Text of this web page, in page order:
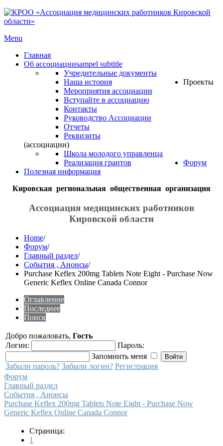
Menu
Главная
Об ассоциацииsampel subtitle
Учредительные документы
Наша история
Мероприятия ассоциации
Вступайте в ассоциацию
Контакты
Руководство Ассоциации
Отчеты
Реквизиты
Проекты
(ассоциации)
Школа молодого управленца
Реализация грантов
Форум
Полезная информация
Кировская региональная общественная организация
Ассоциация медицинских работников
Кировской области
Home/
Форум/
Главный раздел/
События , Анонсы/
Purchase Keflex 200mg Tablets Note Eight - Purchase Now
Generic Keflex Online Canada Connor
Оглавление
Последнее
Поиск
Добро пожаловать, Гость
Логин:
Пароль:
Запомнить меня
Забыли пароль? Забыли логин? Регистрация
Форум
Главный раздел
События , Анонсы
Purchase Keflex 200mg Tablets Note Eight - Purchase Now
Generic Keflex Online Canada Connor
Страница:
1